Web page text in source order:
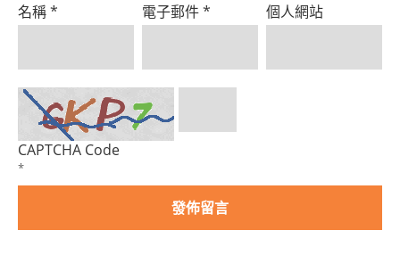
名稱* 電子郵件* 個人網站
CAPTCHA Code
*